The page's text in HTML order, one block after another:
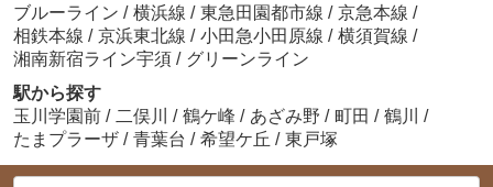
ブルーライン / 横浜線 / 東急田園都市線 / 京急本線 /
相鉄本線 / 京浜東北線 / 小田急小田原線 / 横須賀線 /
湘南新宿ライン宇須 / グリーンライン
駅から探す
玉川学園前 / 二俣川 / 鶴ケ峰 / あざみ野 / 町田 / 鶴川
/
たまプラーザ / 青葉台 / 希望ケ丘 / 東戸塚